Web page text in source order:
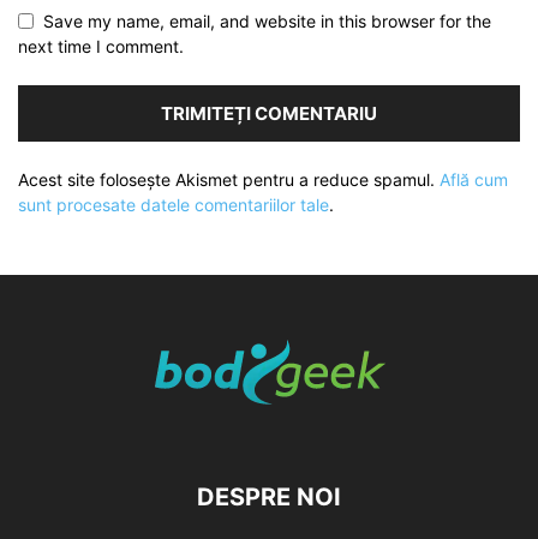
Save my name, email, and website in this browser for the
next time I comment.
Acest site folosește Akismet pentru a reduce spamul. Află cum
sunt procesate datele comentariilor tale.
DESPRE NOI